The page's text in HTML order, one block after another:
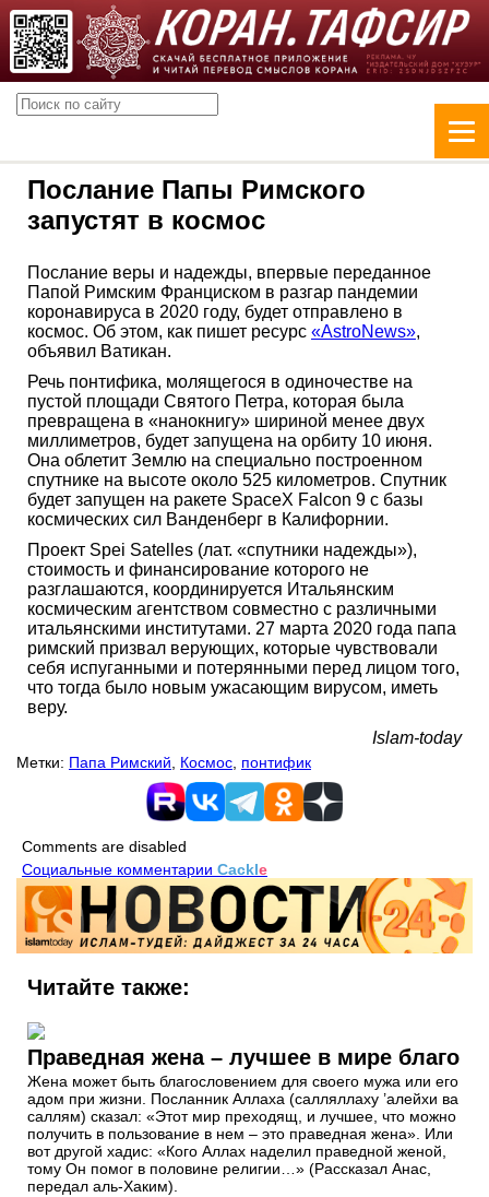
Послание Папы Римского
запустят в космос
Послание веры и надежды, впервые переданное
Папой Римским Франциском в разгар пандемии
коронавируса в 2020 году, будет отправлено в
космос. Об этом, как пишет ресурс «AstroNews»,
объявил Ватикан.
Речь понтифика, молящегося в одиночестве на
пустой площади Святого Петра, которая была
превращена в «нанокнигу» шириной менее двух
миллиметров, будет запущена на орбиту 10 июня.
Она облетит Землю на специально построенном
спутнике на высоте около 525 километров. Спутник
будет запущен на ракете SpaceX Falcon 9 с базы
космических сил Ванденберг в Калифорнии.
Проект Spei Satelles (лат. «спутники надежды»),
стоимость и финансирование которого не
разглашаются, координируется Итальянским
космическим агентством совместно с различными
итальянскими институтами. 27 марта 2020 года папа
римский призвал верующих, которые чувствовали
себя испуганными и потерянными перед лицом того,
что тогда было новым ужасающим вирусом, иметь
веру.
Islam-today
Метки: Папа Римский Космос понтифик
Comments are disabled
Социальные комментарии Cackle
Читайте также:
Праведная жена – лучшее в мире благо
Жена может быть благословением для своего мужа или его
адом при жизни. Посланник Аллаха (салляллаху ’алейхи ва
саллям) сказал: «Этот мир преходящ, и лучшее, что можно
получить в пользование в нем – это праведная жена». Или
вот другой хадис: «Кого Аллах наделил праведной женой,
тому Он помог в половине религии…» (Рассказал Анас,
передал аль-Хаким).